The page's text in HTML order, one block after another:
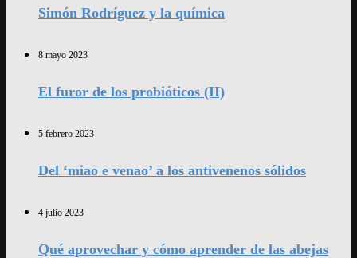
Simón Rodríguez y la química
8 mayo 2023
El furor de los probióticos (II)
5 febrero 2023
Del ‘miao e venao’ a los antivenenos sólidos
4 julio 2023
Qué aprovechar y cómo aprender de las abejas